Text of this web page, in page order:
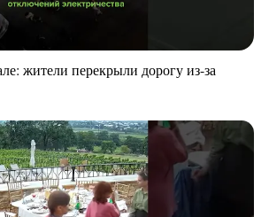
жители перекрыли дорогу из-за